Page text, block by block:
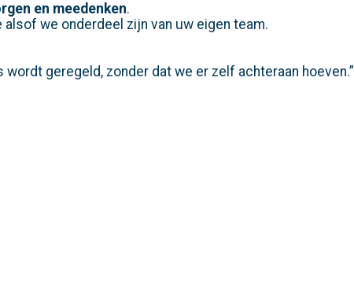
en meedenken.
we onderdeel zijn van uw eigen team.
geregeld, zonder dat we er zelf achteraan hoeven.”